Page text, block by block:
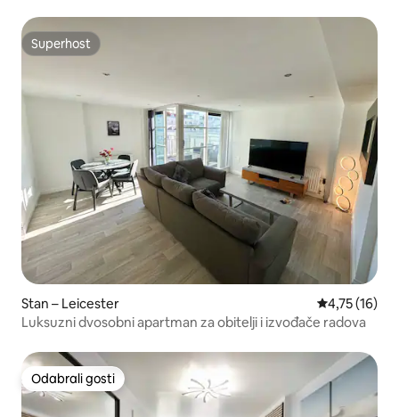
Superhost
Superhost
Stan – Leicester Prosječna
4,75 (16)
Luksuzni dvosobni apartman za obitelji i izvođače radova
Odabrali gosti
Odabrali gosti